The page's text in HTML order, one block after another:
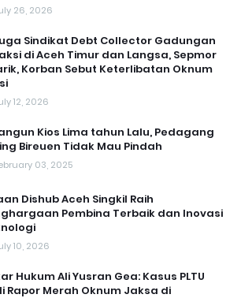
26, 2026
Sindikat Debt Collector Gadungan
di Aceh Timur dan Langsa, Sepmor
Korban Sebut Keterlibatan Oknum
12, 2026
Kios Lima tahun Lalu, Pedagang
Bireuen Tidak Mau Pindah
03, 2025
Dishub Aceh Singkil Raih
Pembina Terbaik dan Inovasi
10, 2026
Hukum Ali Yusran Gea: Kasus PLTU
Rapor Merah Oknum Jaksa di